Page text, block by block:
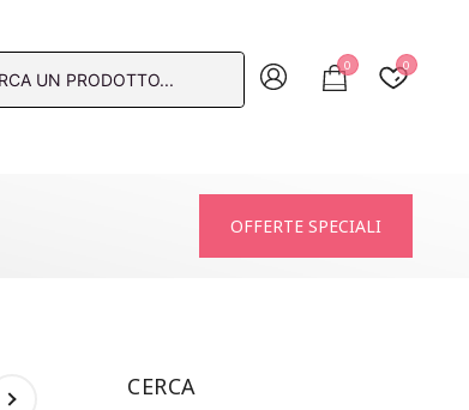
0 0
OFFERTE SPECIALI
CERCA